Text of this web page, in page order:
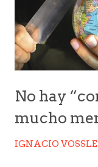
No hay
mucho
IGNACIO